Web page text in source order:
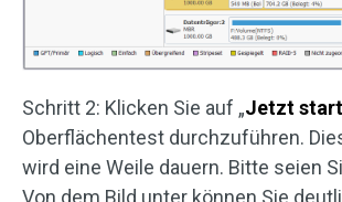
Schritt 2: Klicken Sie auf „Jetzt
Oberflächentest durchzuführen.
wird eine Weile dauern. Bitte seien